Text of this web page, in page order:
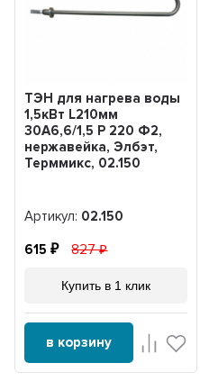
ТЭН для нагрева воды
1,5кВт L210мм
30A6,6/1,5 P 220 Ф2,
нержавейка, Элбэт,
Терммикс, 02.150
Артикул: 02.150
615 827
Купить в 1 клик
в корзину